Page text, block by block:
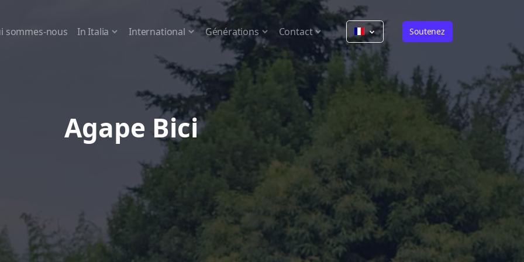
Soutenez
sommes-nous In Italia International Générations Contact
Agape Bici